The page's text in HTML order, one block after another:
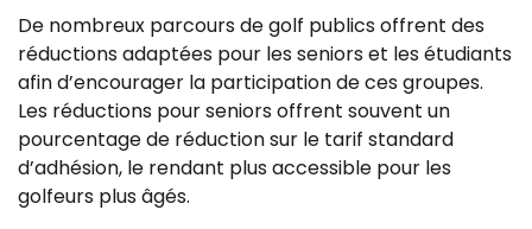
De nombreux parcours de golf publics offrent des
réductions adaptées pour les seniors et les étudiants
afin d’encourager la participation de ces groupes.
Les réductions pour seniors offrent souvent un
pourcentage de réduction sur le tarif standard
d’adhésion, le rendant plus accessible pour les
golfeurs plus âgés.